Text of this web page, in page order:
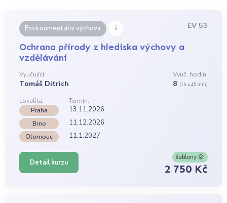
Environmentální výchova i EV 53
Ochrana přírody z hlediska výchovy a
vzdělávání
Vyučující:
Tomáš Ditrich
Vyuč. hodin:
8 (1h = 45 min)
Lokalita:
Termín:
Praha
13.11.2026
Brno 11.12.2026
Olomouc 11.1.2027
Detail kurzu
šablony
2 750 Kč